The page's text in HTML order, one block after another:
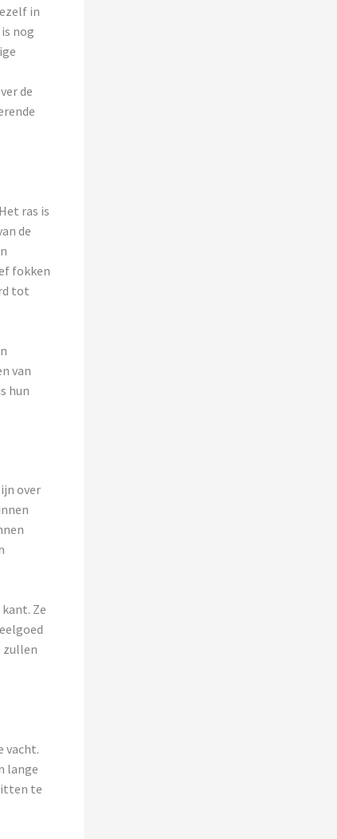
in
nog
de
ras is
de
fokken
tot
van
hun
over
Ze
zullen
vacht.
lange
te